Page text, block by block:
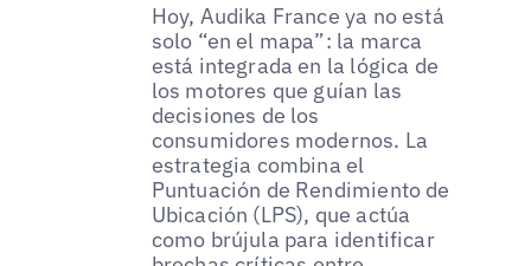
Hoy, Audika France ya no está
solo “en el mapa”: la marca
está integrada en la lógica de
los motores que guían las
decisiones de los
consumidores modernos. La
estrategia combina el
Puntuación de Rendimiento de
Ubicación (LPS), que actúa
como brújula para identificar